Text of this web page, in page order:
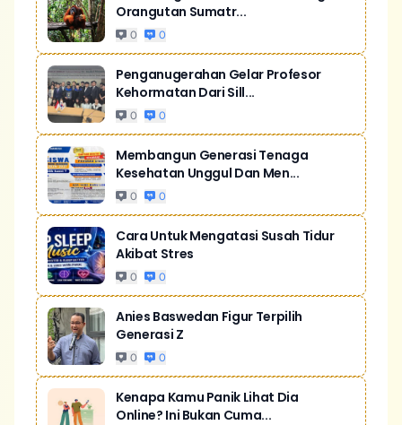
Orangutan Sumatr...
0 0
Penganugerahan Gelar Profesor
Kehormatan Dari Sill...
0 0
Membangun Generasi Tenaga
Kesehatan Unggul Dan Men...
0 0
Cara Untuk Mengatasi Susah Tidur
Akibat Stres
0 0
Anies Baswedan Figur Terpilih
Generasi Z
0 0
Kenapa Kamu Panik Lihat Dia
Online? Ini Bukan Cuma...